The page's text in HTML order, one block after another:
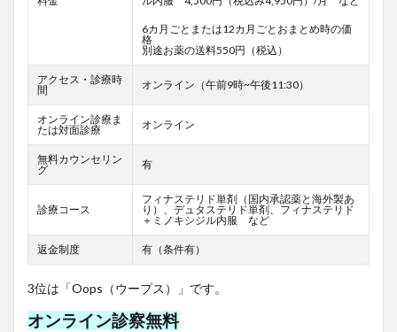
6カ月ごとまたは12カ月ごとおまとめ時の価
格
別途お薬の送料550円（税込）
アクセス・診療時
間
オンライン（午前9時~午後11:30）
オンライン診療ま
たは対面診療
オンライン
無料カウンセリン
グ
有
診療コース
フィナステリド単剤（国内承認薬と海外製あ
り）、デュタステリド単剤、フィナステリド
＋ミノキシジル内服 など
返金制度 有（条件有）
3位は「Oops（ウープス）」です。
オンライン診察無料